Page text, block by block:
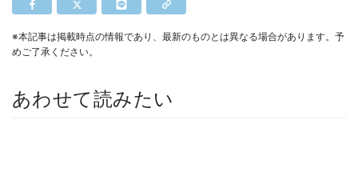
※本記事は掲載時点の情報であり、最新のものとは異なる場合があります。予
めご了承ください。
あわせて読みたい